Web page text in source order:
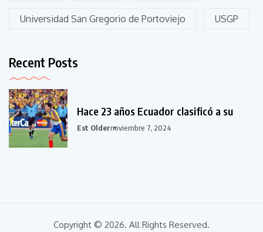
Universidad San Gregorio de Portoviejo USGP
Recent Posts
Hace 23 años Ecuador clasificó a su
Est Oldernoviembre 7, 2024
Copyright © 2026. All Rights Reserved.